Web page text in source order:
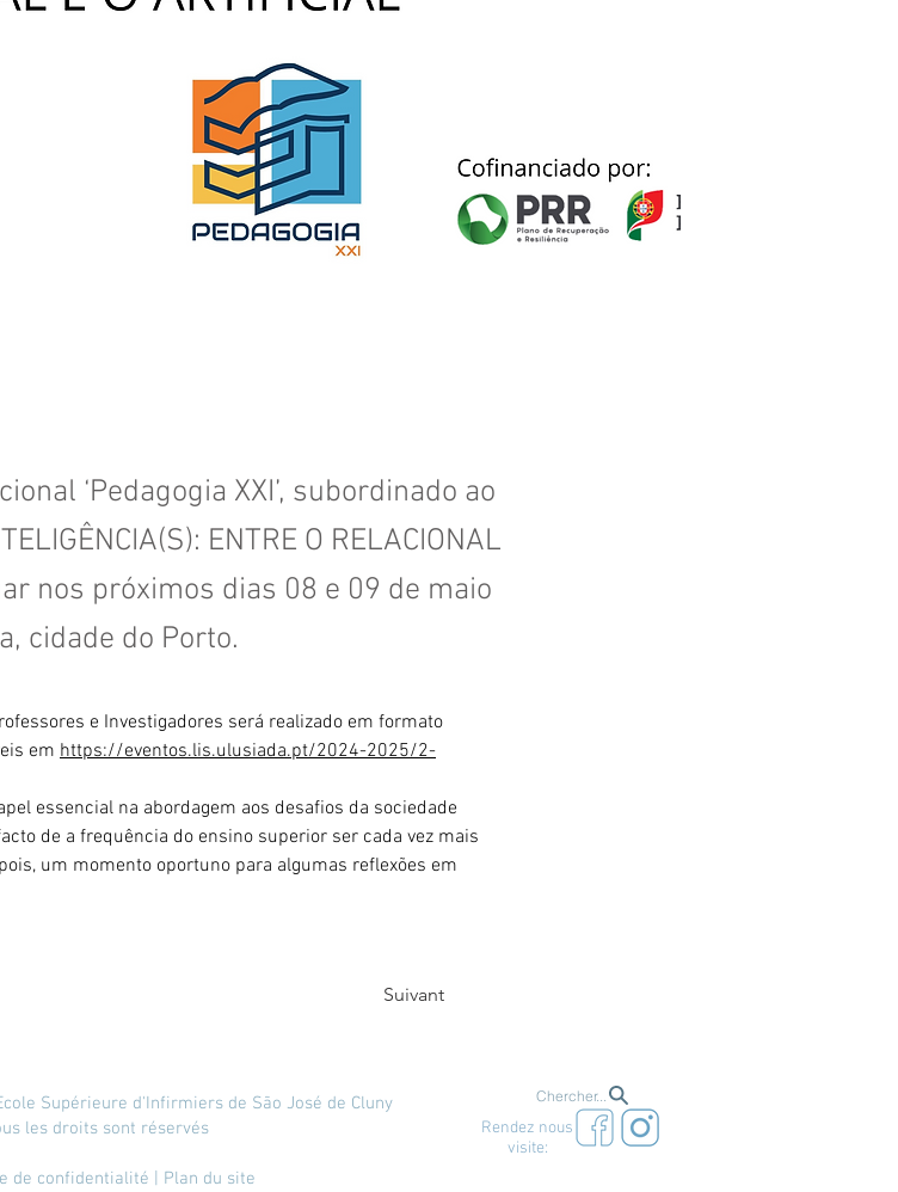
‘Pedagogia XXI’, subordinado ao
ENTRE O RELACIONAL
nos próximos dias 08 e 09 de maio
cidade do Porto.
e Investigadores será realizado em formato
em https://eventos.lis.ulusiada.pt/2024-2025/2-
essencial na abordagem aos desafios da sociedade
de a frequência do ensino superior ser cada vez mais
um momento oportuno para algumas reflexões em
Suivant
Supérieure d'Infirmiers de São José de Cluny
les droits sont réservés
de confidentialité | Plan du site
Chercher...
Rendez nous
visite: